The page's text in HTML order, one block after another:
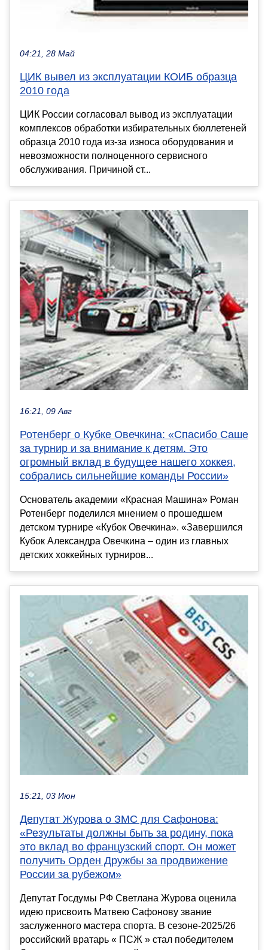
04:21, 28 Май
ЦИК вывел из эксплуатации КОИБ образца
2010 года
ЦИК России согласовал вывод из эксплуатации
комплексов обработки избирательных бюллетеней
образца 2010 года из-за износа оборудования и
невозможности полноценного сервисного
обслуживания. Причиной ст...
16:21, 09 Авг
Ротенберг о Кубке Овечкина: «Спасибо Саше
за турнир и за внимание к детям. Это
огромный вклад в будущее нашего хоккея,
собрались сильнейшие команды России»
Основатель академии «Красная Машина» Роман
Ротенберг поделился мнением о прошедшем
детском турнире «Кубок Овечкина». «Завершился
Кубок Александра Овечкина – один из главных
детских хоккейных турниров...
15:21, 03 Июн
Депутат Журова о ЗМС для Сафонова:
«Результаты должны быть за родину, пока
это вклад во французский спорт. Он может
получить Орден Дружбы за продвижение
России за рубежом»
Депутат Госдумы РФ Светлана Журова оценила
идею присвоить Матвею Сафонову звание
заслуженного мастера спорта. В сезоне-2025/26
российский вратарь « ПСЖ » стал победителем